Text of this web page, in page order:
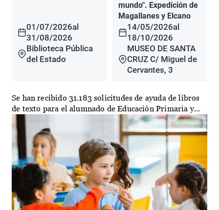
01/07/2026al
31/08/2026
Biblioteca Pública
del Estado
mundo". Expedición de
Magallanes y Elcano
14/05/2026al
18/10/2026
MUSEO DE SANTA
CRUZ C/ Miguel de
Cervantes, 3
Se han recibido 31.183 solicitudes de ayuda de libros
de texto para el alumnado de Educación Primaria y...